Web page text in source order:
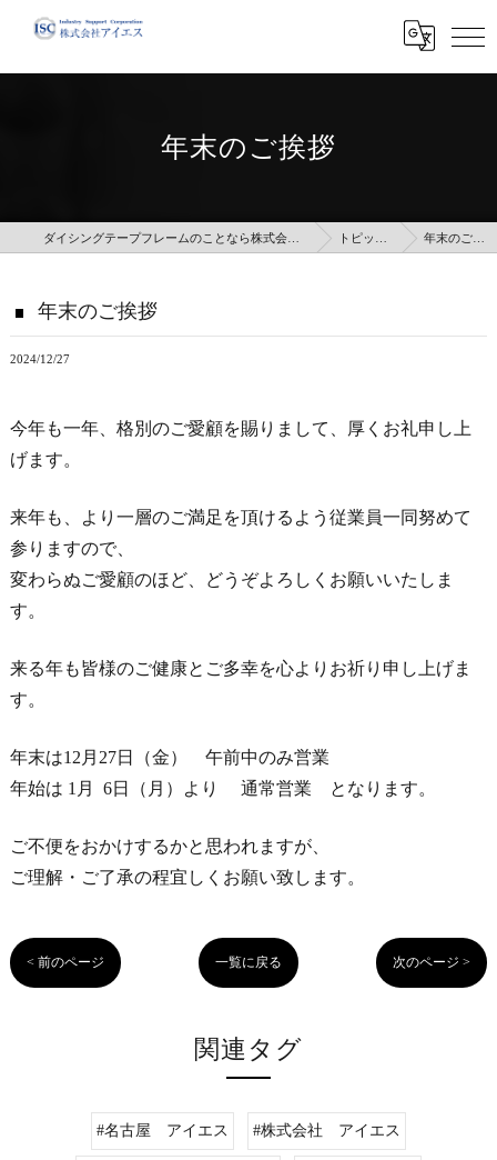
年末のご挨拶
ダイシングテープフレームのことなら株式会社アイエス トピックス 年末のご挨拶
年末のご挨拶
2024/12/27
今年も一年、格別のご愛顧を賜りまして、厚くお礼申し上
げます。
来年も、より一層のご満足を頂けるよう従業員一同努めて
参りますので、
変わらぬご愛顧のほど、どうぞよろしくお願いいたしま
す。
来る年も皆様のご健康とご多幸を心よりお祈り申し上げま
す。
年末は12月27日（金） 午前中のみ営業
年始は 1月 6日（月）より 通常営業 となります。
ご不便をおかけするかと思われますが、
ご理解・ご了承の程宜しくお願い致します。
< 前のページ 一覧に戻る 次のページ >
関連タグ
#名古屋 アイエス #株式会社 アイエス